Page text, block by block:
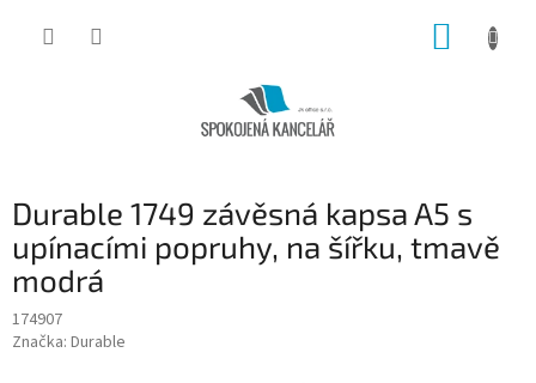
Durable 1749 závěsná kapsa A5 s
upínacími popruhy, na šířku, tmavě
modrá
174907
Značka: Durable